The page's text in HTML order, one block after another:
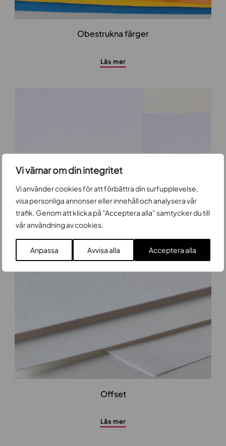
Vi värnar om din integritet
Vi använder cookies för att förbättra din surfupplevelse,
visa personliga annonser eller innehåll och analysera vår
trafik. Genom att klicka på "Acceptera alla" samtycker du till
vår användning av cookies.
Anpassa Avvisa alla Acceptera alla
Obestrukna färger
Läs mer
Obestrukna vita
Läs mer
Offset
Läs mer